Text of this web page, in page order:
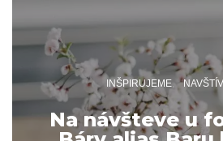
INŠPIRUJEME
Na návšteve u